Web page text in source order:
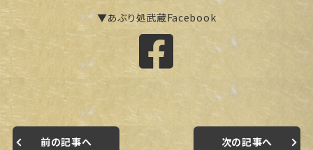
▼あぶり処武蔵Facebook
前の記事へ 次の記事へ